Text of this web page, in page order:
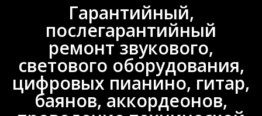
Гарантийный,
послегарантийный
ремонт звукового,
светового оборудования,
цифровых пианино, гитар,
баянов, аккордеонов,